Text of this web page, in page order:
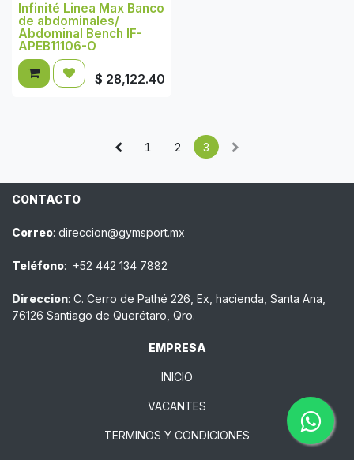
Infinité Linea Max Banco
de abdominales/
Abdominal Bench IF-
APEB11106-O
$ 28,122.40
1 2 3
CONTACTO
Correo: direccion@gymsport.mx
Teléfono: +52 442 134 7882
Direccion: C. Cerro de Pathé 226, Ex, hacienda, Santa Ana,
76126 Santiago de Querétaro, Qro.
EMPRESA
INICIO
VACANTES
TERMINOS Y CONDICIONES